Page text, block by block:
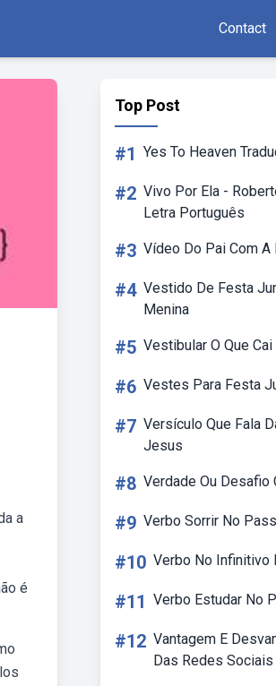
Contact
a
é
Top Post
#1 Yes To Heaven
#2 Vivo Por Ela -
Letra Português
#3 Vídeo Do Pai Com A
#4 Vestido De Festa
Menina
#5 Vestibular O Que Cai
#6 Vestes Para Festa
#7 Versículo Que Fala
Jesus
#8 Verdade Ou Desafio
#9 Verbo Sorrir No
#10 Verbo No Infinitivo
#11 Verbo Estudar No
#12 Vantagem E
Das Redes Sociais